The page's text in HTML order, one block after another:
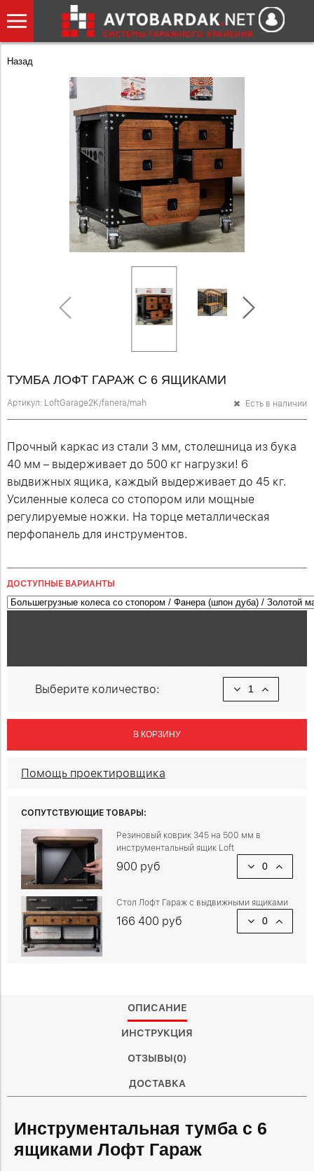
Назад
ТУМБА ЛОФТ ГАРАЖ С 6 ЯЩИКАМИ
Артикул: LoftGarage2K/fanera/mah Есть в наличии
Прочный каркас из стали 3 мм, столешница из бука
40 мм – выдерживает до 500 кг нагрузки! 6
выдвижных ящика, каждый выдерживает до 45 кг.
Усиленные колеса со стопором или мощные
регулируемые ножки. На торце металлическая
перфопанель для инструментов.
ДОСТУПНЫЕ ВАРИАНТЫ
Выберите количество:
В КОРЗИНУ
Помощь проектировщика
СОПУТСТВУЮЩИЕ ТОВАРЫ:
Резиновый коврик 345 на 500 мм в
инструментальный ящик Loft
900 руб
Стол Лофт Гараж с выдвижными ящиками
166 400 руб
ОПИСАНИЕ
ИНСТРУКЦИЯ
ОТЗЫВЫ(0)
ДОСТАВКА
Инструментальная тумба с 6
ящиками Лофт Гараж